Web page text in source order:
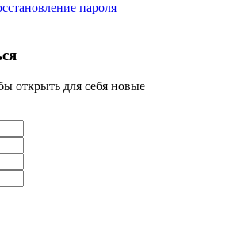
пароля
открыть для себя новые